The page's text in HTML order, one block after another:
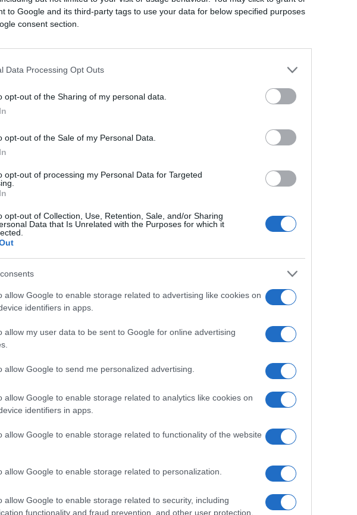
to Google and its third-party tags to use your data for below specified purposes
consent section.
Data Processing Opt Outs
opt-out of the Sharing of my personal data.
opt-out of the Sale of my Personal Data.
opt-out of processing my Personal Data for Targeted
opt-out of Collection, Use, Retention, Sale, and/or Sharing
Data that Is Unrelated with the Purposes for which it
allow Google to enable storage related to advertising like cookies on
identifiers in apps.
allow my user data to be sent to Google for online advertising
allow Google to send me personalized advertising.
allow Google to enable storage related to analytics like cookies on
identifiers in apps.
allow Google to enable storage related to functionality of the website
allow Google to enable storage related to personalization.
allow Google to enable storage related to security, including
functionality and fraud prevention, and other user protection.
accadeva dal 1940.
contraddizioni grilline.
per Magnaschi la sua
solo in Abruzzo.
sempre accade, una gigantesca minchiata.
contro Giarrusso
ufficiali: Travaglio e compagni
Ceuta
La